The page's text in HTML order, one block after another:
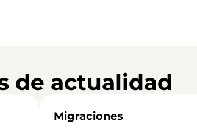
de actualidad
Migraciones